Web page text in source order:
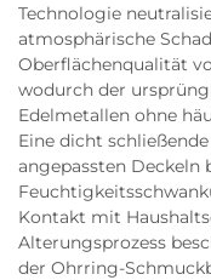
Technologie
atmosphärische
Oberflächenqualität
wodurch der
Edelmetallen ohne
Eine dicht
angepassten Deckeln
Kontakt mit
Alterungsprozess
der Ohrring-